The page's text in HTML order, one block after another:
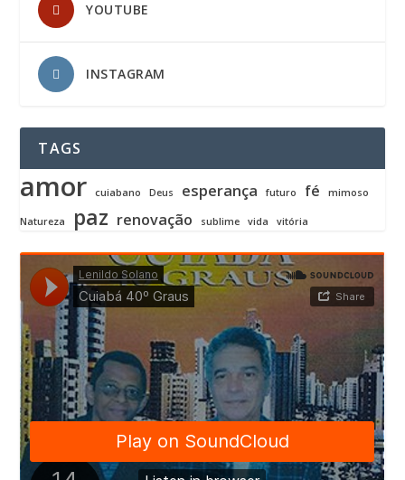
YOUTUBE
INSTAGRAM
TAGS
amor cuiabano Deus esperança futuro fé mimoso
Natureza paz renovação sublime vida vitória